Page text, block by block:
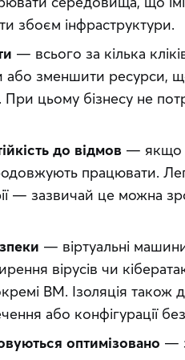
збоєм інфраструктури.
— всього за кілька
або зменшити ресурси,
При цьому бізнесу не
до відмов — якщо
працювати.
— зазвичай це можна
— віртуальні
вірусів чи
ВМ. Ізоляція також
або конфігурації
оптимізовано —